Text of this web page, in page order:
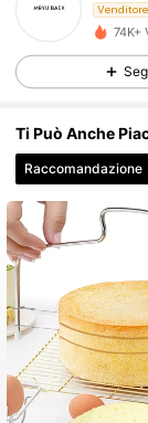
Venditore
74K+
Ti Può Anche
Raccomandazione